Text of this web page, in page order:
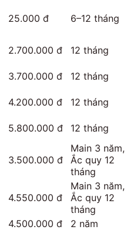
25.000 đ 6–12 tháng
2.700.000 đ 12 tháng
3.700.000 đ 12 tháng
4.200.000 đ 12 tháng
5.800.000 đ 12 tháng
3.500.000 đ
Main 3 năm,
Ắc quy 12
tháng
4.550.000 đ
Main 3 năm,
Ắc quy 12
tháng
4.500.000 đ
2 năm